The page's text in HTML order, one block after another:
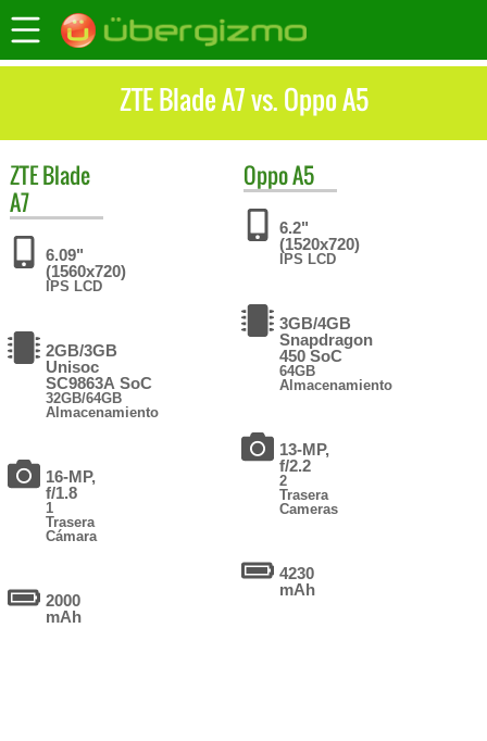
ZTE Blade A7 vs. Oppo A5
ZTEBlade
A7
6.09"
(1560x720)
IPS LCD
2GB/3GB
Unisoc
SC9863A SoC
32GB/64GB
Almacenamiento
16-MP,
f/1.8
1
Trasera
Cámara
2000
mAh
OppoA5
6.2"
(1520x720)
IPS LCD
3GB/4GB
Snapdragon
450 SoC
64GB
Almacenamiento
13-MP,
f/2.2
2
Trasera
Cameras
4230
mAh